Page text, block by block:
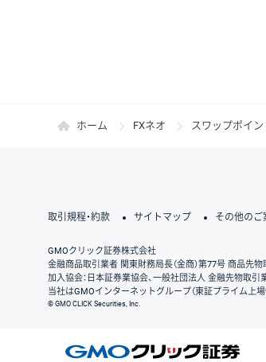
ホーム FXネオ スワップポイ
取引規程・約款 サイトマップ その他のご
GMOクリック証券株式会社
金融商品取引業者 関東財務局長（金商）第77号 商品先
加入協会：日本証券業協会、一般社団法人 金融先物取引
当社はGMOインターネットグループ（東証プライム上場
© GMO CLICK Securities, Inc.